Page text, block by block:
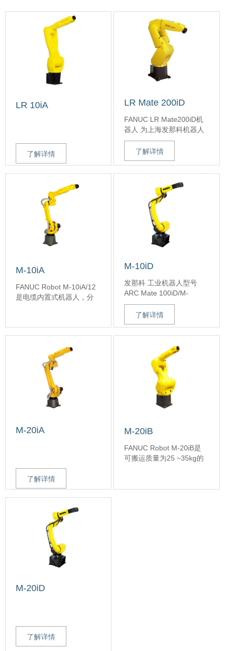
LR 10iA
了解详情
LR Mate 200iD
FANUC LR Mate200iD机
器人 为上海发那科机器人
有限公司开发的万能迷你
机器人，运动范围半径
717mm，最大负载7Kg。
了解详情
M-10iA
FANUC Robot M-10iA/12
是电缆内置式机器人，分
※通过采用高刚性的手臂
和先进的伺服技术，提高
了加减速性能，缩短了搬
运时间，从而实现了高生
了解详情
M-10iD
发那科 工业机器人型号
ARC Mate 100iD/M-
10iD/12
应用领域：弧焊、装配、
拾取及包装、机床上下
料、材料加工、码垛、物
负载：12kg
了解详情
M-20iA
了解详情
M-20iB
FANUC Robot M-20iB是
可搬运质量为25 ~35kg的
种类型可供选择。
M-20iD
了解详情